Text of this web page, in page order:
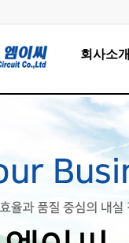
회사소개
인사말
조직도
협력업체
오시는길